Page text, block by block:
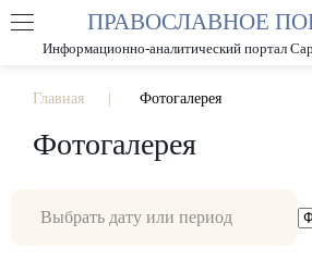
РАЗМЕР
ПРАВОСЛАВНОЕ
Информационно-аналитический портал
Главная Фотогалерея
Фотогалерея